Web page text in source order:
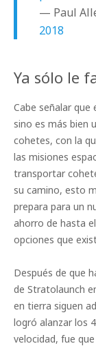
— Paul
2018
Ya sólo le
Cabe señalar que
sino es más bien
cohetes, con la
las misiones
transportar
su camino, esto
prepara para un
ahorro de hasta
opciones que
Después de que
de Stratolaunch
en tierra siguen
logró alanzar los
velocidad, fue